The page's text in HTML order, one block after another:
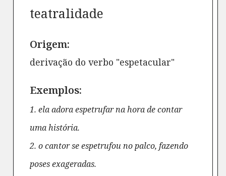
teatralidade
Origem:
derivação do verbo "espetacular"
Exemplos:
1. ela adora espetrufar na hora de contar
uma história.
2. o cantor se espetrufou no palco, fazendo
poses exageradas.